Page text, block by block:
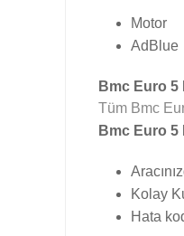
Motor
AdBlue
Bmc Euro 5
Tüm Bmc
Bmc Euro 5
Kolay
Hata